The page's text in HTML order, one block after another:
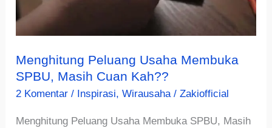
Menghitung Peluang Usaha Membuka
SPBU, Masih Cuan Kah??
2 Komentar / Inspirasi,Wirausaha/Zakiofficial
Menghitung Peluang Usaha Membuka SPBU, Masih